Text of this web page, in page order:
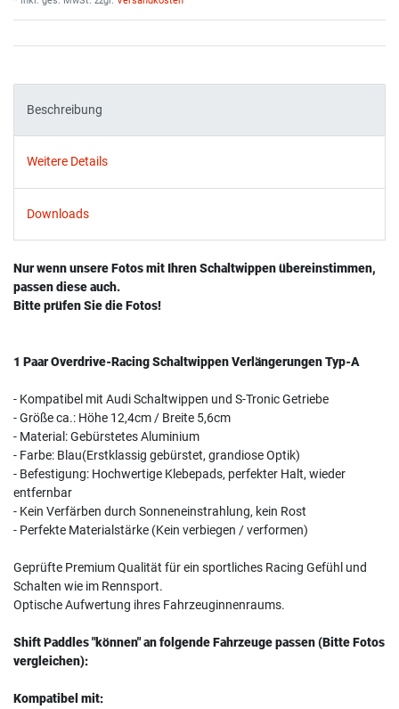
Beschreibung
Weitere Details
Downloads
Nur wenn unsere Fotos mit Ihren Schaltwippen übereinstimmen,
passen diese auch.
Bitte prüfen Sie die Fotos!
1 Paar Overdrive-Racing Schaltwippen Verlängerungen Typ-A
- Kompatibel mit Audi Schaltwippen und S-Tronic Getriebe
- Größe ca.: Höhe 12,4cm / Breite 5,6cm
- Material: Gebürstetes Aluminium
- Farbe: Blau(Erstklassig gebürstet, grandiose Optik)
- Befestigung: Hochwertige Klebepads, perfekter Halt, wieder
entfernbar
- Kein Verfärben durch Sonneneinstrahlung, kein Rost
- Perfekte Materialstärke (Kein verbiegen / verformen)
Geprüfte Premium Qualität für ein sportliches Racing Gefühl und
Schalten wie im Rennsport.
Optische Aufwertung ihres Fahrzeuginnenraums.
Shift Paddles "können" an folgende Fahrzeuge passen (Bitte Fotos
vergleichen):
Kompatibel mit: